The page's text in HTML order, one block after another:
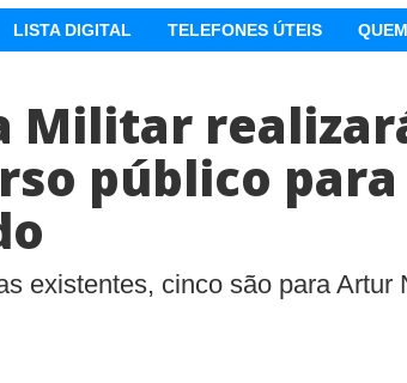
LISTA DIGITAL TELEFONES ÚTEIS
Militar
público para
existentes, cinco são para Artur